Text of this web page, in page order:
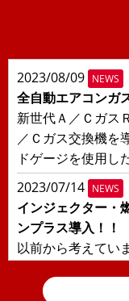
2023/08/09 NEWS
全自動エアコン
新世代Ａ／Ｃガス
／Ｃガス交換機を
ドゲージを使用し
2023/07/14 NEWS
インジェクター
ンプラス導入！！
以前から考えてい
多い直噴エンジン